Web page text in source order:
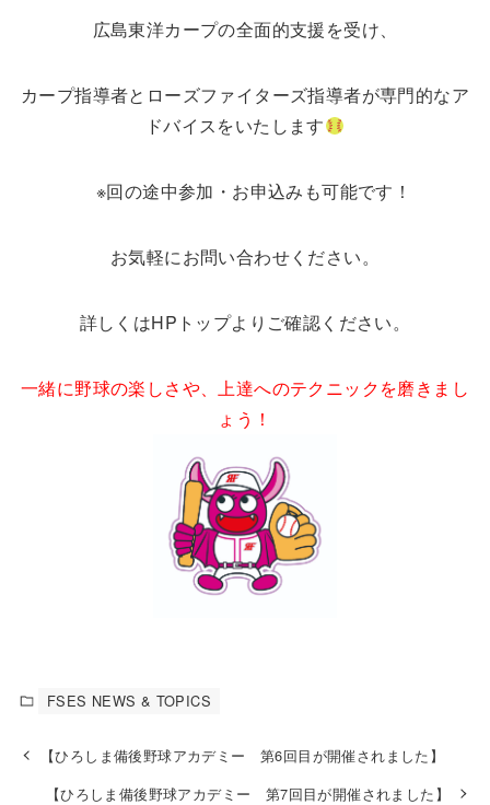
広島東洋カープの全面的支援を受け、
カープ指導者とローズファイターズ指導者が専門的なア
ドバイスをいたします
※回の途中参加・お申込みも可能です！
お気軽にお問い合わせください。
詳しくはHPトップよりご確認ください。
一緒に野球の楽しさや、上達へのテクニックを磨きまし
ょう！
FSES NEWS & TOPICS
【ひろしま備後野球アカデミー 第6回目が開催されました】
【ひろしま備後野球アカデミー 第7回目が開催されました】